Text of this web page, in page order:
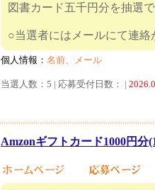
図書カード五千円分を抽選
○当選者にはメー
個人情報： 名前、メール
当選人数：5 | 応募受付日数： |
Amzonギフトカード1000円分